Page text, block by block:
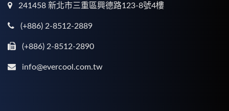
241458 新北市三重區興德路123-8號4樓
(+886) 2-8512-2889
(+886) 2-8512-2890
info@evercool.com.tw